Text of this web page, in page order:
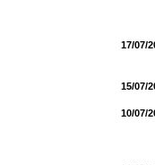
17/07/
15/07/
10/07/